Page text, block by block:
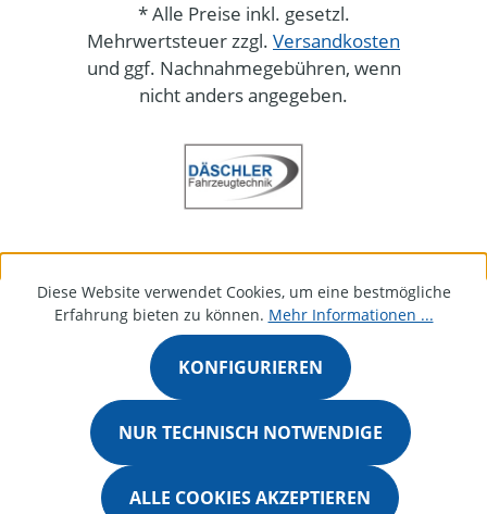
* Alle Preise inkl. gesetzl.
Mehrwertsteuer zzgl. Versandkosten
und ggf. Nachnahmegebühren, wenn
nicht anders angegeben.
Diese Website verwendet Cookies, um eine bestmögliche
Erfahrung bieten zu können. Mehr Informationen ...
NUR TECHNISCH NOTWENDIGE
KONFIGURIEREN
ALLE COOKIES AKZEPTIEREN